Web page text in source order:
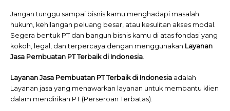
Jangan tunggu sampai bisnis kamu menghadapi masalah
hukum, kehilangan peluang besar, atau kesulitan akses modal.
Segera bentuk PT dan bangun bisnis kamu di atas fondasi yang
kokoh, legal, dan terpercaya dengan menggunakan Layanan
Jasa Pembuatan PT Terbaik di Indonesia
Layanan Jasa Pembuatan PT Terbaik di Indonesia adalah
Layanan jasa yang menawarkan layanan untuk membantu klien
dalam mendirikan PT (Perseroan Terbatas).